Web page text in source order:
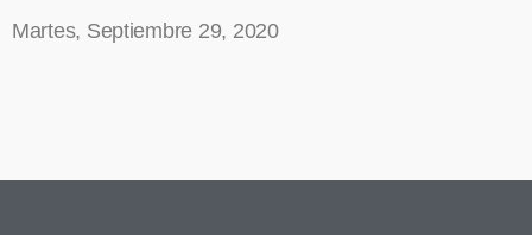
Martes, Septiembre 29, 2020